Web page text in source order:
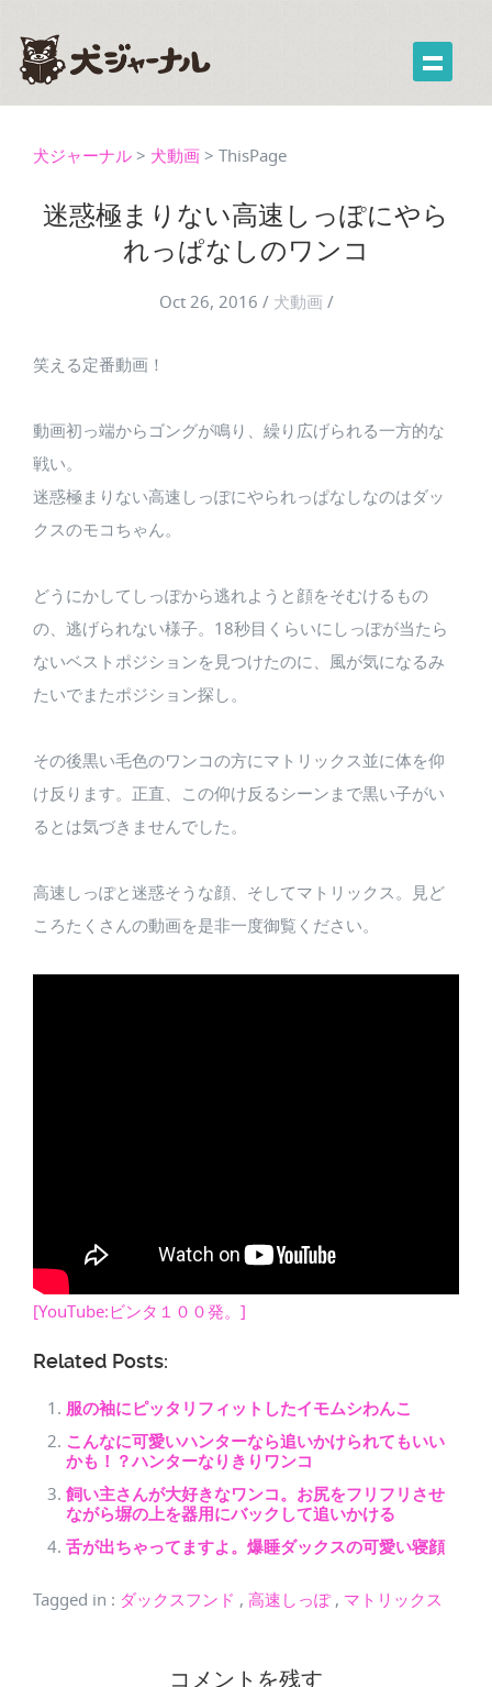
犬ジャーナル > 犬動画 > ThisPage
迷惑極まりない高速しっぽにやら
れっぱなしのワンコ
Oct 26, 2016 / 犬動画 /
笑える定番動画！
動画初っ端からゴングが鳴り、繰り広げられる一方的な
戦い。
迷惑極まりない高速しっぽにやられっぱなしなのはダッ
クスのモコちゃん。
どうにかしてしっぽから逃れようと顔をそむけるもの
の、逃げられない様子。18秒目くらいにしっぽが当たら
ないベストポジションを見つけたのに、風が気になるみ
たいでまたポジション探し。
その後黒い毛色のワンコの方にマトリックス並に体を仰
け反ります。正直、この仰け反るシーンまで黒い子がい
るとは気づきませんでした。
高速しっぽと迷惑そうな顔、そしてマトリックス。見ど
ころたくさんの動画を是非一度御覧ください。
[YouTube:ビンタ１００発。]
Related Posts:
服の袖にピッタリフィットしたイモムシわんこ
こんなに可愛いハンターなら追いかけられてもいい
かも！？ハンターなりきりワンコ
飼い主さんが大好きなワンコ。お尻をフリフリさせ
ながら塀の上を器用にバックして追いかける
舌が出ちゃってますよ。爆睡ダックスの可愛い寝顔
Tagged in : ダックスフンド , 高速しっぽ, マトリックス
コメントを残す